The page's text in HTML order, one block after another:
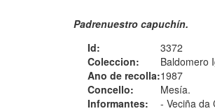
Padrenuestro capuchín.
Id:
3372
Coleccion:
Baldomero
Ano de recolla:1987
Concello:
Mesía.
Informantes:
- Veciña da